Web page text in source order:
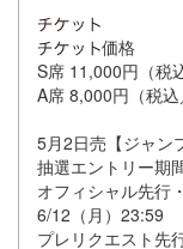
価格
S席 11,000円（税
A席 8,000円（税込
5月2日売【ジャン
抽選エントリー期
オフィシャル先行
6/12（月）23:59
プレリクエスト先